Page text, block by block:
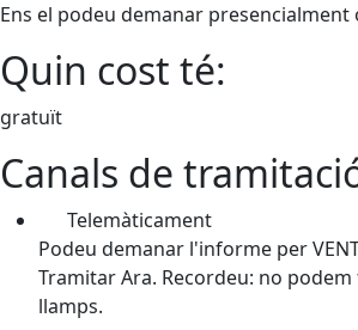
Ens el podeu demanar
Quin cost té:
gratuït
Canals de
Telemàticament
Podeu demanar l'informe per
Tramitar Ara. Recordeu: no
llamps.